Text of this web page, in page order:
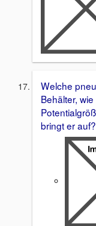
Welche
Behälter,
bringt er auf?